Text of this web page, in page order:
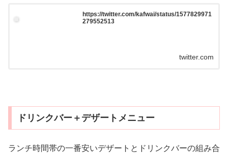
https://twitter.com/kafwai/status/1577829971
279552513
twitter.com
ドリンクバー＋デザートメニュー
ランチ時間帯の一番安いデザートとドリンクバーの組み合